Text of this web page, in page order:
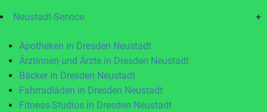
Neustadt-Service +
Apotheken in Dresden Neustadt
Ärztinnen und Ärzte in Dresden Neustadt
Bäcker in Dresden Neustadt
Fahrradläden in Dresden Neustadt
Fitness-Studios in Dresden Neustadt